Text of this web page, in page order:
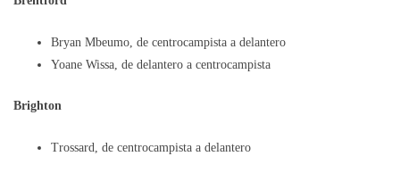
Bryan Mbeumo, de centrocampista a delantero
Yoane Wissa, de delantero a centrocampista
Brighton
Trossard, de centrocampista a delantero